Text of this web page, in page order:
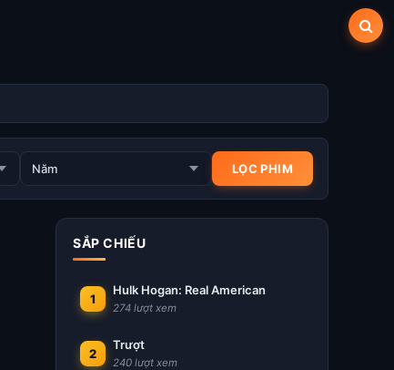
SẮP CHIẾU
1
Hulk Hogan: Real American
274 lượt xem
2
Trượt
240 lượt xem